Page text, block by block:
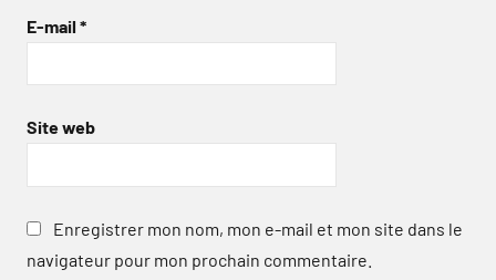
E-mail *
Site web
Enregistrer mon nom, mon e-mail et mon site dans le
navigateur pour mon prochain commentaire.